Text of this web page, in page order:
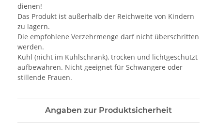
dienen!
Das Produkt ist außerhalb der Reichweite von Kindern
zu lagern.
Die empfohlene Verzehrmenge darf nicht überschritten
werden.
Kühl (nicht im Kühlschrank), trocken und lichtgeschützt
aufbewahren. Nicht geeignet für Schwangere oder
stillende Frauen.
Angaben zur Produktsicherheit